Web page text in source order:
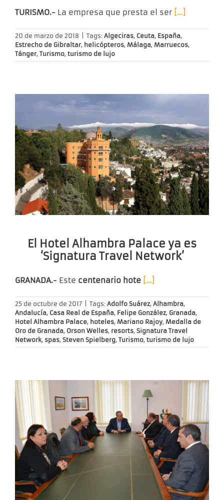
TURISMO.- La empresa que presta el ser […]
20 de marzo de 2018 Tags: Algeciras, Ceuta, España,
Estrecho de Gibraltar, helicópteros, Málaga, Marruecos,
Tánger, Turismo, turismo de lujo
El Hotel Alhambra Palace ya es
‘Signatura Travel Network’
GRANADA.- Este centenario hote […]
25 de octubre de 2017 Tags: Adolfo Suárez, Alhambra,
Andalucía, Casa Real de España, Felipe González, Granada,
Hotel Alhambra Palace, hoteles, Mariano Rajoy, Medalla de
Oro de Granada, Orson Welles, resorts, Signatura Travel
Network, spas, Steven Spielberg, Turismo, turismo de lujo